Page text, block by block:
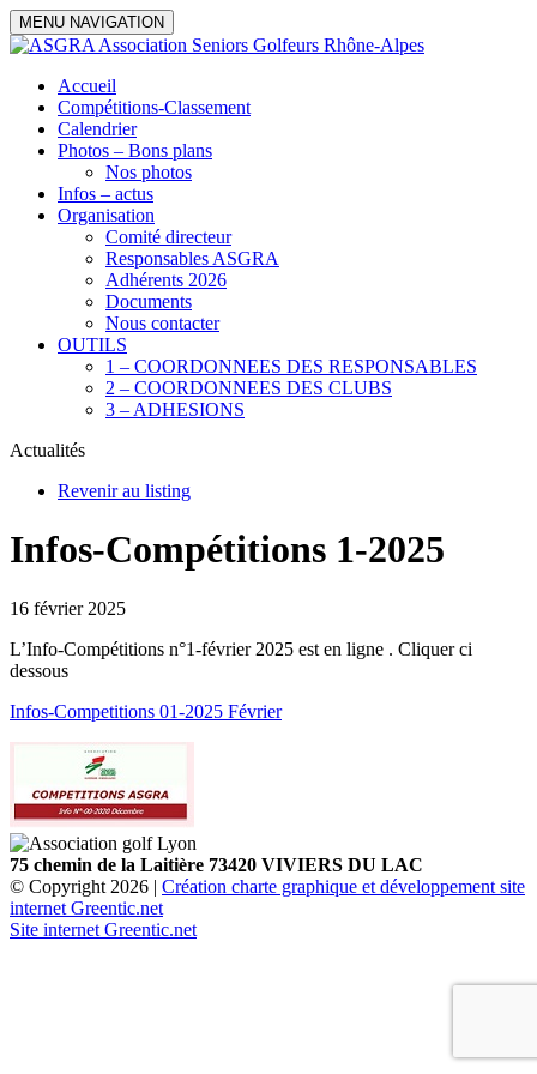
MENU NAVIGATION
Accueil
Compétitions-Classement
Calendrier
Photos – Bons plans
Nos photos
Infos – actus
Organisation
Comité directeur
Responsables ASGRA
Adhérents 2026
Documents
Nous contacter
OUTILS
1 – COORDONNEES DES RESPONSABLES
2 – COORDONNEES DES CLUBS
3 – ADHESIONS
Actualités
Revenir au listing
Infos-Compétitions 1-2025
16 février 2025
L’Info-Compétitions n°1-février 2025 est en ligne . Cliquer ci
dessous
Infos-Competitions 01-2025 Février
75 chemin de la Laitière 73420 VIVIERS DU LAC
© Copyright 2026 | Création charte graphique et développement site
internet Greentic.net
Site internet Greentic.net